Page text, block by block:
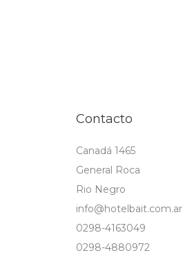
Contacto
Canadá 1465
General Roca
Rio Negro
info@hotelbait.com.ar
0298-4163049
0298-4880972